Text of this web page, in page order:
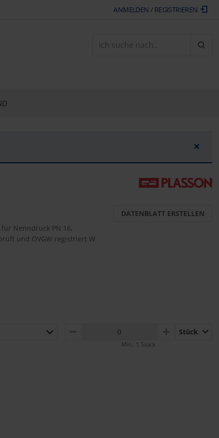
ANMELDEN / REGISTRIEREN
×
für Nenndruck PN 16,
und ÖVGW registriert W
DATENBLATT ERSTELLEN
MINUS PLUSStück
Min.: 1 Stück